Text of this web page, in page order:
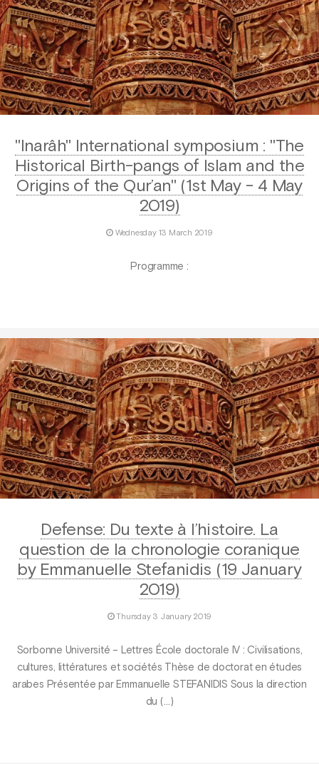
"Inarâh" International symposium : "The
Historical Birth-pangs of Islam and the
Origins of the Qur’an" (1st May - 4 May
2019)
Wednesday 13 March 2019
Programme :
Defense: Du texte à l’histoire. La
question de la chronologie coranique
by Emmanuelle Stefanidis (19 January
2019)
Thursday 3 January 2019
Sorbonne Université – Lettres École doctorale IV : Civilisations,
cultures, littératures et sociétés Thèse de doctorat en études
arabes Présentée par Emmanuelle STEFANIDIS Sous la direction
du (…)